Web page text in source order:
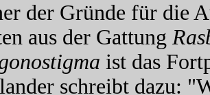
der Gründe für die
aus der Gattung
ist das
schreibt dazu: